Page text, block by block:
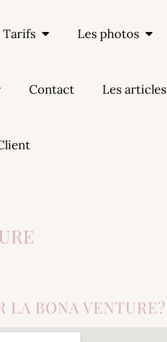
Tarifs Les photos
Contact Les articles
LA BONA VENTURE?